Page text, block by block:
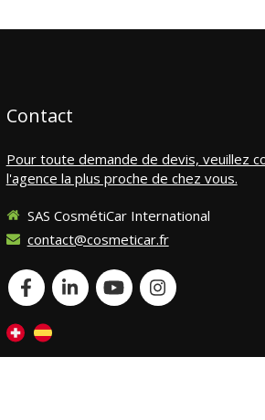
Contact
Pour toute demande de devis, veuillez
l'agence la plus proche de chez vous.
SAS CosmétiCar International
contact@cosmeticar.fr